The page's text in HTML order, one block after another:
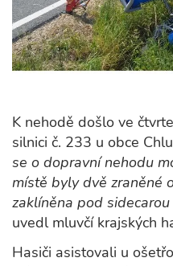
K nehodě došlo ve
silnici č. 233 u obce
se o dopravní nehodu
místě byly dvě zraněné
zaklíněna pod
uvedl mluvčí krajských
Hasiči asistovali u